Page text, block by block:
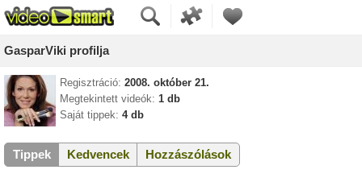
GasparViki profilja
Regisztráció: 2008. október 21.
Megtekintett videók: 1 db
Saját tippek: 4 db
Tippek Kedvencek Hozzászólások